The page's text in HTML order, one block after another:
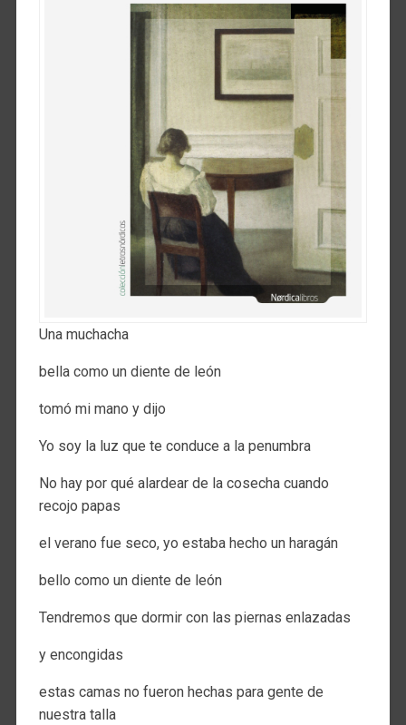
Una muchacha
bella como un diente de león
tomó mi mano y dijo
Yo soy la luz que te conduce a la penumbra
No hay por qué alardear de la cosecha cuando
recojo papas
el verano fue seco, yo estaba hecho un haragán
bello como un diente de león
Tendremos que dormir con las piernas enlazadas
y encongidas
estas camas no fueron hechas para gente de
nuestra talla